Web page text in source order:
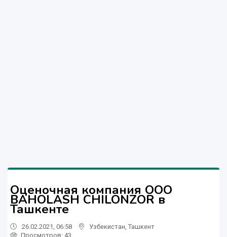
Оценочная компания ООО
BAHOLASH CHILONZOR в
Ташкенте
26.02.2021, 06:58 Узбекистан Ташкент
Просмотров: 43